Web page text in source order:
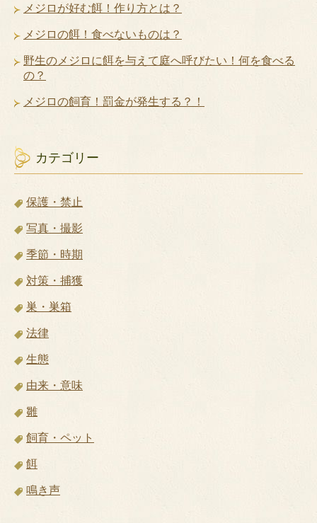
メジロが好む餌！作り方とは？
メジロの餌！食べないものは？
野生のメジロに餌を与えて庭へ呼びたい！何を食べる
の？
メジロの飼育！罰金が発生する？！
カテゴリー
保護・禁止
写真・撮影
季節・時期
対策・捕獲
巣・巣箱
法律
生態
由来・意味
雛
飼育・ペット
餌
鳴き声